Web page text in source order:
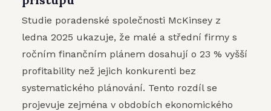
Studie poradenské společnosti McKinsey z
ledna 2025 ukazuje, že malé a střední firmy s
ročním finančním plánem dosahují o 23 % vyšší
profitability než jejich konkurenti bez
systematického plánování. Tento rozdíl se
projevuje zejména v obdobích ekonomického